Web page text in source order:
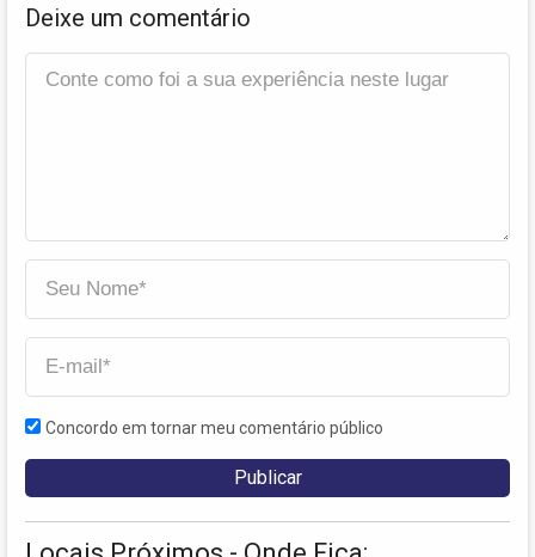
Deixe um comentário
Concordo em tornar meu comentário público